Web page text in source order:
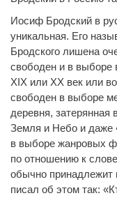
Иосиф Бродский в
уникальная. Его
Бродского лишена
свободен и в выборе
ХIХ или ХХ век или
свободен в выборе
деревня, затерянная
Земля и Небо и даже
в выборе жанровых
по отношению к
обычно принадлежит
писал об этом так: